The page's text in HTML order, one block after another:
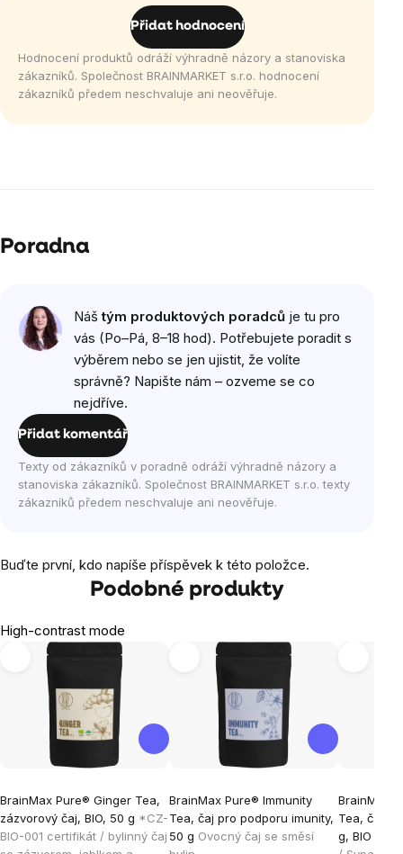
Přidat hodnocení
Hodnocení produktů odráží výhradně názory a stanoviska
zákazníků. Společnost BRAINMARKET s.r.o. hodnocení
zákazníků předem neschvaluje ani neověřuje.
Poradna
Náštým produktových poradců je tu pro
vás (Po–Pá, 8–18 hod). Potřebujete poradit s
výběrem nebo se jen ujistit, že volíte
správně? Napište nám – ozveme se co
nejdříve.
Přidat komentář
Texty od zákazníků v poradně odráží výhradně názory a
stanoviska zákazníků. Společnost BRAINMARKET s.r.o. texty
zákazníků předem neschvaluje ani neověřuje.
Buďte první, kdo napíše příspěvek k této položce.
Podobné produkty
High-contrast mode
BrainMax Pure® Ginger Tea,
zázvorový čaj, BIO, 50 g *CZ-
BIO-001 certifikát / bylinný čaj
BrainMax Pure® Immunity
Tea, čaj pro podporu imunity,
50 g Ovocný čaj se směsí
BrainMax
Tea, čaj
g, BIO